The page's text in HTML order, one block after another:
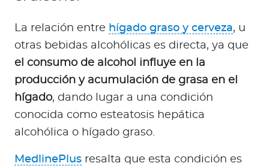
La relación entre hígado graso y cerveza, u
otras bebidas alcohólicas es directa, ya que
el consumo de alcohol influye en la
producción y acumulación de grasa en el
hígado, dando lugar a una condición
conocida como esteatosis hepática
alcohólica o hígado graso.
MedlinePlus resalta que esta condición es